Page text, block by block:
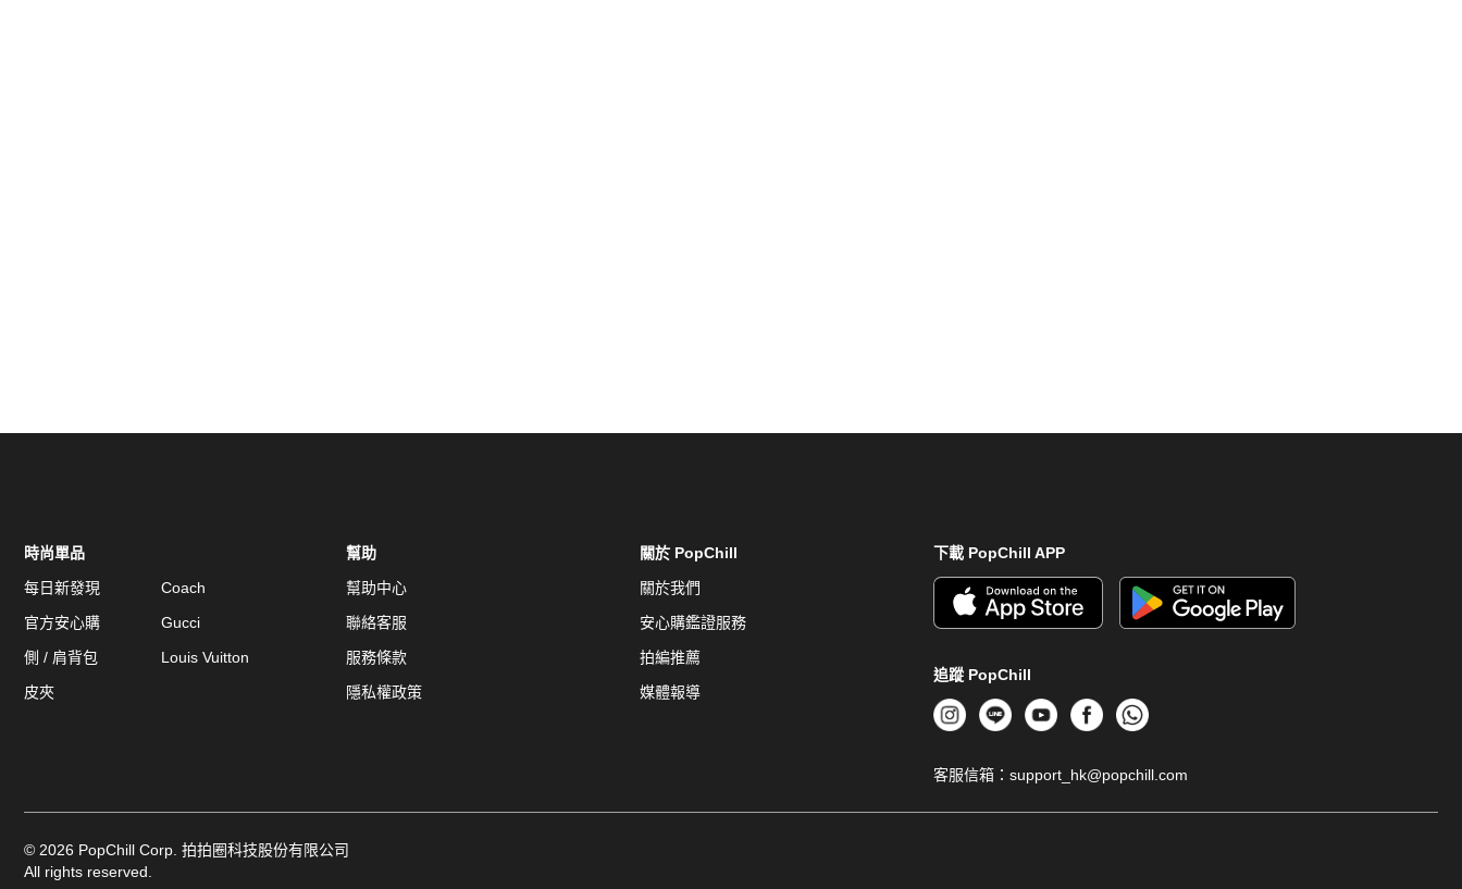
下載 PopChill APP
追蹤 PopChill
客服信箱： support_hk@popchill.com
時尚單品
每日新發現
官方安心購
側 / 肩背包
皮夾
Coach
Gucci
Louis Vuitton
幫助
幫助中心
聯絡客服
服務條款
隱私權政策
關於 PopChill
關於我們
安心購鑑證服務
拍編推薦
媒體報導
© 2026 PopChill Corp. 拍拍圈科技股份有限公司
All rights reserved.